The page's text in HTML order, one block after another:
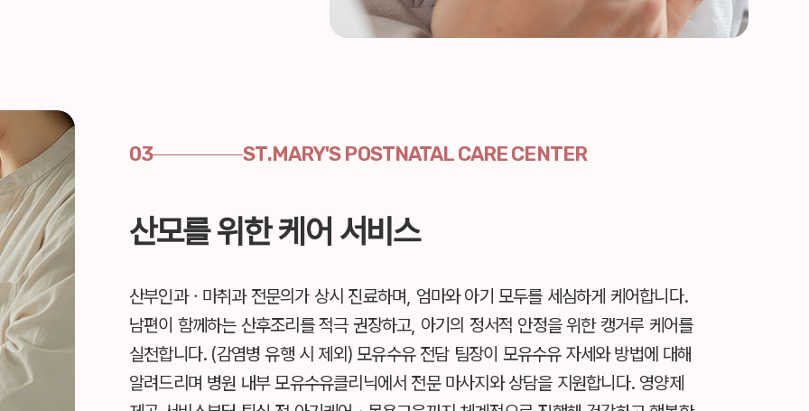
03 ST.MARY'S POSTNATAL CARE CENTER
산모를 위한 케어 서비스
산부인과ㆍ마취과 전문의가 상시 진료하며, 엄마와 아기 모두를 세심하게 케어합니다.
남편이 함께하는 산후조리를 적극 권장하고, 아기의 정서적 안정을 위한 캥거루 케어를
실천합니다. (감염병 유행 시 제외)모유수유 전담 팀장이 모유수유 자세와 방법에 대해
알려드리며 병원 내부 모유수유클리닉에서 전문 마사지와 상담을 지원합니다. 영양제